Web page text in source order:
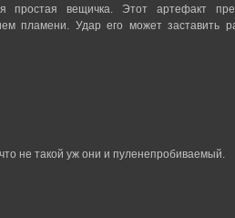
вещичка. Этот артефакт
пламени. Удар его может заставить
не такой уж они и пуленепробиваемый.